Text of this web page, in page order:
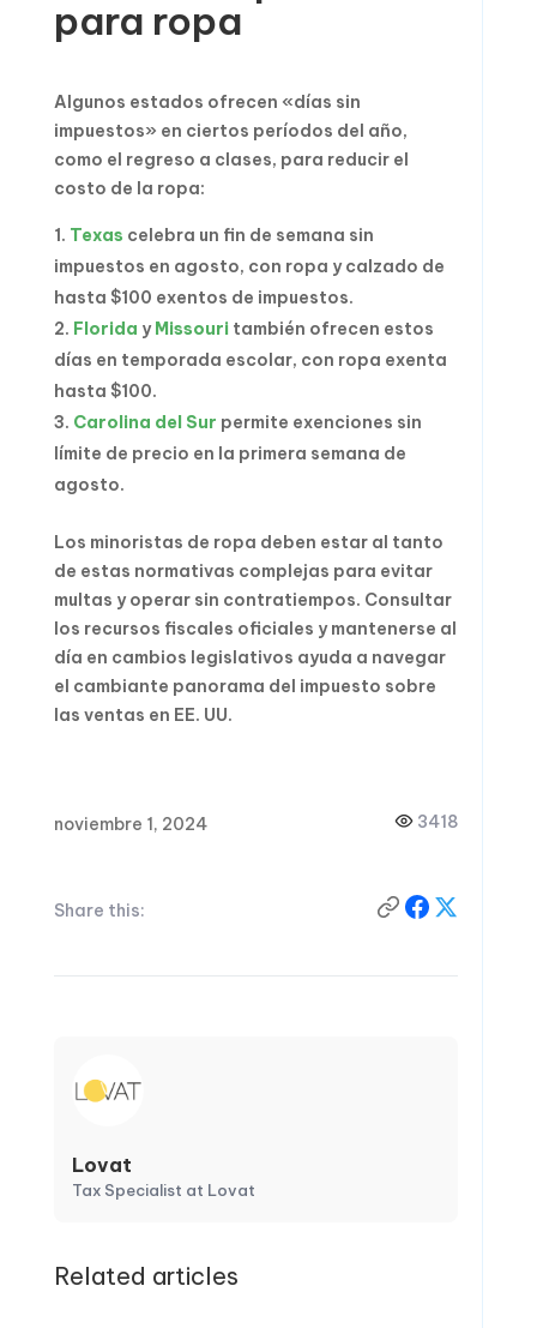
para ropa
Algunos estados ofrecen «días sin
impuestos» en ciertos períodos del año,
como el regreso a clases, para reducir el
costo de la ropa:
Texas celebra un fin de semana sin
impuestos en agosto, con ropa y calzado de
hasta $100 exentos de impuestos.
Florida yMissouritambién ofrecen estos
días en temporada escolar, con ropa exenta
hasta $100.
Carolina del Sur permite exenciones sin
límite de precio en la primera semana de
agosto.
Los minoristas de ropa deben estar al tanto
de estas normativas complejas para evitar
multas y operar sin contratiempos. Consultar
los recursos fiscales oficiales y mantenerse al
día en cambios legislativos ayuda a navegar
el cambiante panorama del impuesto sobre
las ventas en EE. UU.
noviembre 1, 2024 3418
Share this:
Lovat
Tax Specialist at Lovat
Related articles